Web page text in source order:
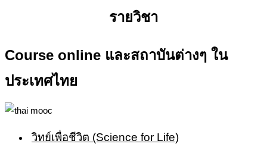
รายวิชา
Course online และสถาบันต่างๆ ใน
ประเทศไทย
วิทย์เพื่อชีวิต (Science for Life)